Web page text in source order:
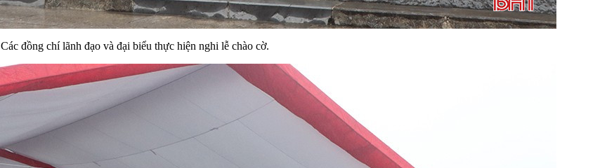
Các đồng chí lãnh đạo và đại biểu thực hiện nghi lễ chào cờ.